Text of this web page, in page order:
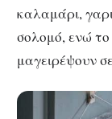
καλαμάρι,
σολομό, ενώ
μαγειρέψουν